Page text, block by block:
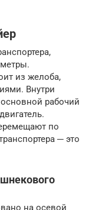
из желоба,
Внутри
рабочий
по
─ это
на осевой